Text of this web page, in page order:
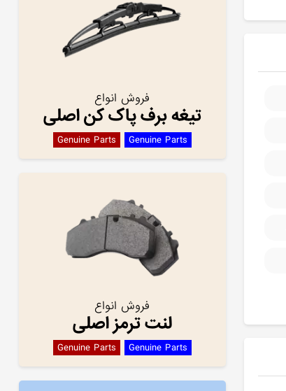
فروش انواع
تیغه برف پاک کن اصلی
Genuine Parts Genuine Parts
فروش انواع
لنت ترمز اصلی
Genuine Parts Genuine Parts